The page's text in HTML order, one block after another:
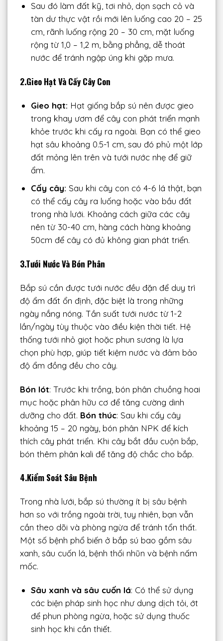
Sau đó làm đất kỹ, tơi nhỏ, dọn sạch cỏ và
tàn dư thực vật rồi mới lên luống cao 20 – 25
cm, rãnh luống rộng 20 – 30 cm, mặt luống
rộng từ 1,0 – 1,2 m, bằng phẳng, dễ thoát
nước để tránh ngập úng khi gặp mưa.
2.Gieo Hạt Và Cấy Cây Con
Gieo hạt: Hạt giống bắp sú nên được gieo
trong khay ươm để cây con phát triển mạnh
khỏe trước khi cấy ra ngoài. Bạn có thể gieo
hạt sâu khoảng 0.5-1 cm, sau đó phủ một lớp
đất mỏng lên trên và tưới nước nhẹ để giữ
ẩm.
Cấy cây: Sau khi cây con có 4-6 lá thật, bạn
có thể cấy cây ra luống hoặc vào bầu đất
trong nhà lưới. Khoảng cách giữa các cây
nên từ 30-40 cm, hàng cách hàng khoảng
50cm để cây có đủ không gian phát triển.
3.Tưới Nước Và Bón Phân
Bắp sú cần được tưới nước đều đặn để duy trì
độ ẩm đất ổn định, đặc biệt là trong những
ngày nắng nóng. Tần suất tưới nước từ 1-2
lần/ngày tùy thuộc vào điều kiện thời tiết. Hệ
thống tưới nhỏ giọt hoặc phun sương là lựa
chọn phù hợp, giúp tiết kiệm nước và đảm bảo
độ ẩm đồng đều cho cây.
Bón lót: Trước khi trồng, bón phân chuồng hoai
mục hoặc phân hữu cơ để tăng cường dinh
dưỡng cho đất. Bón thúc: Sau khi cấy cây
khoảng 15 – 20 ngày, bón phân NPK để kích
thích cây phát triển. Khi cây bắt đầu cuộn bắp,
bón thêm phân kali để tăng độ chắc cho bắp.
4.Kiểm Soát Sâu Bệnh
Trong nhà lưới, bắp sú thường ít bị sâu bệnh
hơn so với trồng ngoài trời, tuy nhiên, bạn vẫn
cần theo dõi và phòng ngừa để tránh tổn thất.
Một số bệnh phổ biến ở bắp sú bao gồm sâu
xanh, sâu cuốn lá, bệnh thối nhũn và bệnh nấm
mốc.
Sâu xanh và sâu cuốn lá: Có thể sử dụng
các biện pháp sinh học như dung dịch tỏi, ớt
để phun phòng ngừa, hoặc sử dụng thuốc
sinh học khi cần thiết.